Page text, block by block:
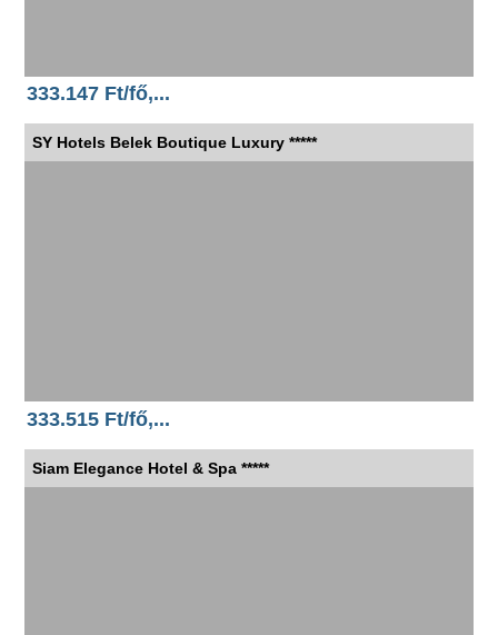
333.147 Ft/fő,...
SY Hotels Belek Boutique Luxury *****
333.515 Ft/fő,...
Siam Elegance Hotel & Spa *****